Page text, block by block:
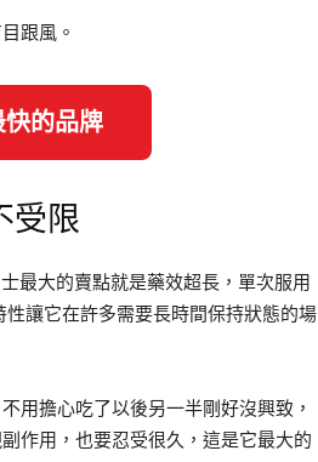
跟風。
的品牌
受限
最大的賣點就是藥效超長，單次服用
讓它在許多需要長時間保持狀態的場
用擔心吃了以後另一半剛好沒興致，
作用，也要忍受很久，這是它最大的